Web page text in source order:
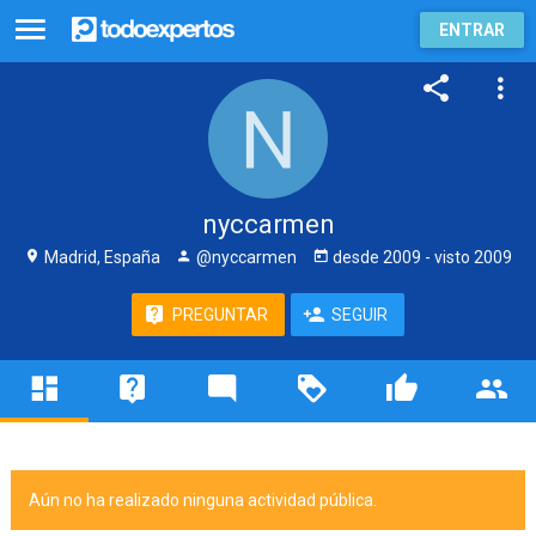
ENTRAR
nyccarmen
Madrid, España @nyccarmen desde 2009 - visto 2009
PREGUNTAR SEGUIR
Aún no ha realizado ninguna actividad pública.